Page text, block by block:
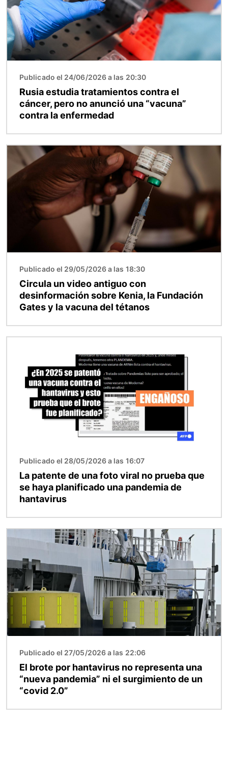
Publicado el 24/06/2026 a las 20:30
Rusia estudia tratamientos contra el
cáncer, pero no anunció una “vacuna”
contra la enfermedad
Imagen
Publicado el 29/05/2026 a las 18:30
Circula un video antiguo con
desinformación sobre Kenia, la Fundación
Gates y la vacuna del tétanos
Publicado el 28/05/2026 a las 16:07
La patente de una foto viral no prueba que
se haya planificado una pandemia de
hantavirus
Imagen
Publicado el 27/05/2026 a las 22:06
El brote por hantavirus no representa una
“nueva pandemia” ni el surgimiento de un
“covid 2.0”